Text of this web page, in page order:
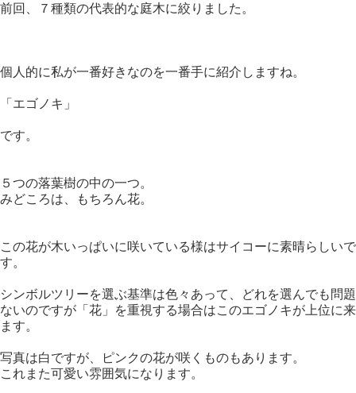
前回、７種類の代表的な庭木に絞りました。
個人的に私が一番好きなのを一番手に紹介しますね。
「エゴノキ」
です。
５つの落葉樹の中の一つ。
みどころは、もちろん花。
この花が木いっぱいに咲いている様はサイコーに素晴らしいで
す。
シンボルツリーを選ぶ基準は色々あって、どれを選んでも問題
ないのですが「花」を重視する場合はこのエゴノキが上位に来
ます。
写真は白ですが、ピンクの花が咲くものもあります。
これまた可愛い雰囲気になります。